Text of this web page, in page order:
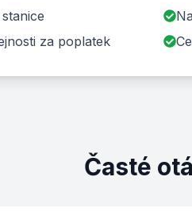
za poplatek
Časté